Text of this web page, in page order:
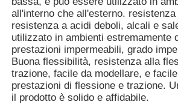
Casa
Prodotti
all'interno che all'esterno.
resistenza a acidi deboli, alcali e
utilizzato in ambienti estremamente
prestazioni impermeabili, grado
Buona flessibilità, resistenza alla
trazione, facile da modellare, e
prestazioni di flessione e trazione.
il prodotto è solido e affidabile.